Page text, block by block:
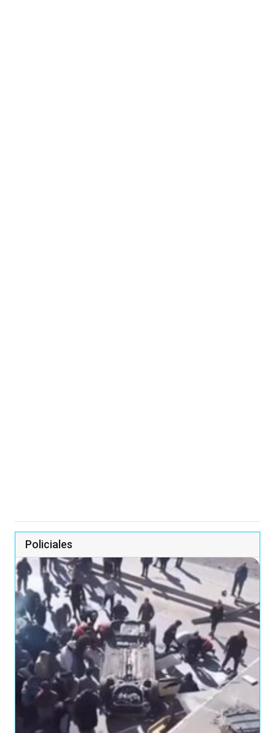
Policiales